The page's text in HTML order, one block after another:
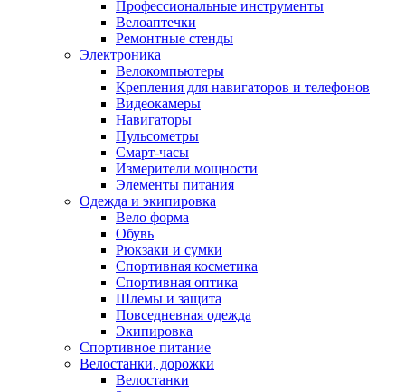
Профессиональные инструменты
Велоаптечки
Ремонтные стенды
Электроника
Велокомпьютеры
Крепления для навигаторов и телефонов
Видеокамеры
Навигаторы
Пульсометры
Смарт-часы
Измерители мощности
Элементы питания
Одежда и экипировка
Вело форма
Обувь
Рюкзаки и сумки
Спортивная косметика
Спортивная оптика
Шлемы и защита
Повседневная одежда
Экипировка
Спортивное питание
Велостанки, дорожки
Велостанки